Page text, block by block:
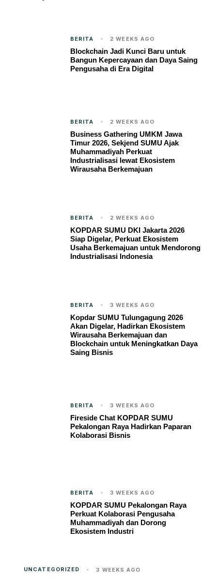
BERITA 2 WEEKS AGO
Blockchain Jadi Kunci Baru untuk
Bangun Kepercayaan dan Daya Saing
Pengusaha di Era Digital
BERITA 2 WEEKS AGO
Business Gathering UMKM Jawa
Timur 2026, Sekjend SUMU Ajak
Muhammadiyah Perkuat
Industrialisasi lewat Ekosistem
Wirausaha Berkemajuan
BERITA 2 WEEKS AGO
KOPDAR SUMU DKI Jakarta 2026
Siap Digelar, Perkuat Ekosistem
Usaha Berkemajuan untuk Mendorong
Industrialisasi Indonesia
BERITA 3 WEEKS AGO
Kopdar SUMU Tulungagung 2026
Akan Digelar, Hadirkan Ekosistem
Wirausaha Berkemajuan dan
Blockchain untuk Meningkatkan Daya
Saing Bisnis
BERITA 3 WEEKS AGO
Fireside Chat KOPDAR SUMU
Pekalongan Raya Hadirkan Paparan
Kolaborasi Bisnis
BERITA 3 WEEKS AGO
KOPDAR SUMU Pekalongan Raya
Perkuat Kolaborasi Pengusaha
Muhammadiyah dan Dorong
Ekosistem Industri
UNCATEGORIZED 3 WEEKS AGO